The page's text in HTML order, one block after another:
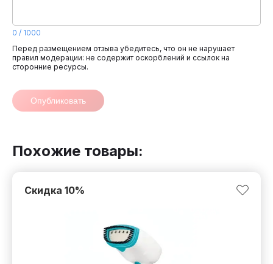
0 / 1000
Перед размещением отзыва убедитесь, что он не нарушает
правил модерации: не содержит оскорблений и ссылок на
сторонние ресурсы.
Опубликовать
Похожие товары:
Скидка 10%